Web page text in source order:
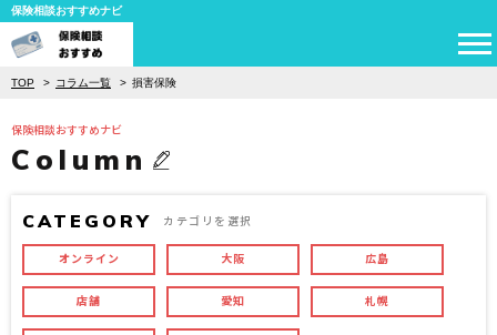
保険相談おすすめナビ
TOP コラム一覧 損害保険
保険相談おすすめナビ
Column
CATEGORY カテゴリを選択
オンライン 大阪 広島
店舗 愛知 札幌